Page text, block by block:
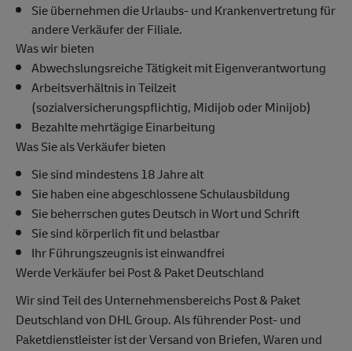
Sie übernehmen die Urlaubs- und Krankenvertretung für
andere Verkäufer der Filiale.
Was wir bieten
Abwechslungsreiche Tätigkeit mit Eigenverantwortung
Arbeitsverhältnis in Teilzeit
(sozialversicherungspflichtig, Midijob oder Minijob)
Bezahlte mehrtägige Einarbeitung
Was Sie als Verkäufer bieten
Sie sind mindestens 18 Jahre alt
Sie haben eine abgeschlossene Schulausbildung
Sie beherrschen gutes Deutsch in Wort und Schrift
Sie sind körperlich fit und belastbar
Ihr Führungszeugnis ist einwandfrei
Werde Verkäufer bei Post & Paket Deutschland
Wir sind Teil des Unternehmensbereichs Post & Paket
Deutschland von DHL Group. Als führender Post- und
Paketdienstleister ist der Versand von Briefen, Waren und